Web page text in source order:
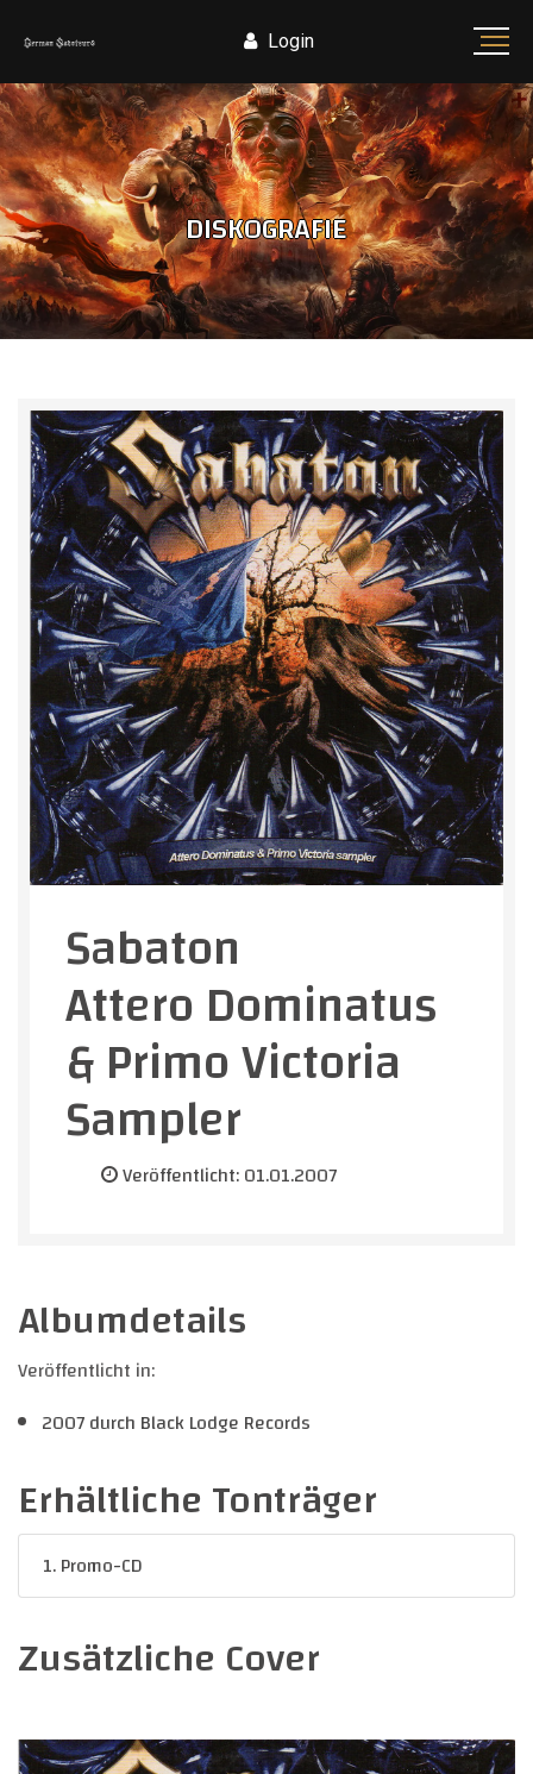
Login
DISKOGRAFIE
Sabaton
Attero Dominatus
& Primo Victoria
Sampler
Veröffentlicht: 01.01.2007
Albumdetails
Veröffentlicht in:
2007 durch Black Lodge Records
Erhältliche Tonträger
1. Promo-CD
Zusätzliche Cover